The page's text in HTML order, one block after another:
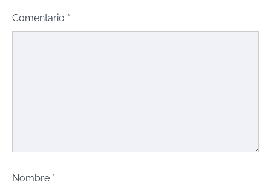
Comentario *
Nombre *